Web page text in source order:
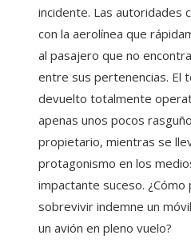
incidente. Las autoridades
con la aerolínea que
al pasajero que no
entre sus pertenencias. El
devuelto totalmente
apenas unos pocos
propietario, mientras se
protagonismo en los
impactante suceso. ¿Cómo
sobrevivir indemne un
un avión en pleno vuelo?